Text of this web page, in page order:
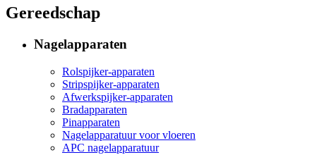
Gereedschap
Nagelapparaten
Rolspijker-apparaten
Stripspijker-apparaten
Afwerkspijker-apparaten
Bradapparaten
Pinapparaten
Nagelapparatuur voor vloeren
APC nagelapparatuur